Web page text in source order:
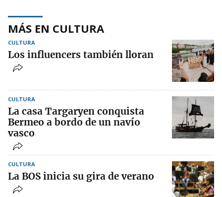
MÁS EN CULTURA
CULTURA
Los influencers también lloran
CULTURA
La casa Targaryen conquista
Bermeo a bordo de un navío
vasco
CULTURA
La BOS inicia su gira de verano